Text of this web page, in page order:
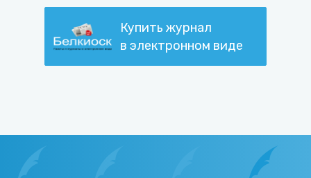
Купить журнал
в электронном виде